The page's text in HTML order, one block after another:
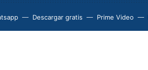
Descargar gratis Prime Video